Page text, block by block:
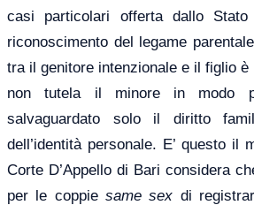
casi particolari offerta dallo
riconoscimento del legame
tra il genitore intenzionale e il figlio è
non tutela il minore in modo
salvaguardato solo il diritto
dell’identità personale. E’ questo il
Corte D’Appello di Bari considera
per le coppie same sex di